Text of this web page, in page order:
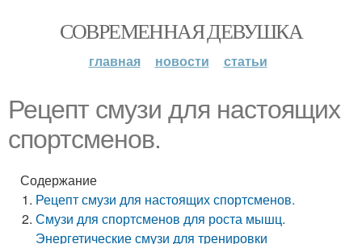
СОВРЕМЕННАЯ ДЕВУШКА
главная новости статьи
Рецепт смузи для настоящих
спортсменов.
Содержание
Рецепт смузи для настоящих спортсменов.
Смузи для спортсменов для роста мышц.
Энергетические смузи для тренировки